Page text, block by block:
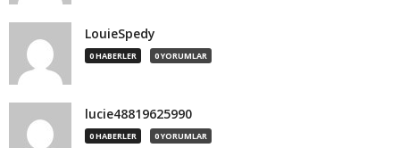
LouieSpedy
0 HABERLER 0 YORUMLAR
lucie48819625990
0 HABERLER 0 YORUMLAR